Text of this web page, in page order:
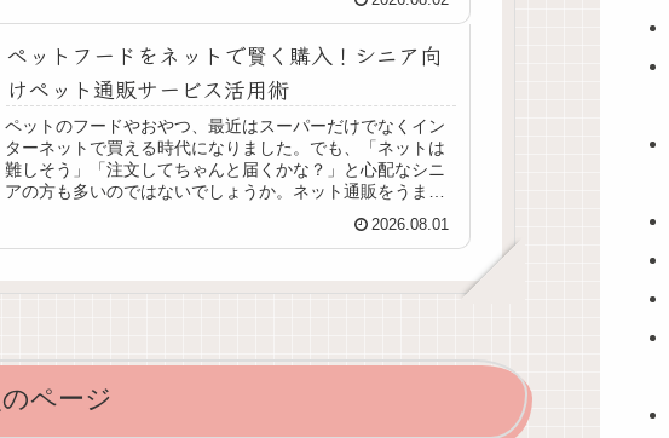
ペットフードをネットで賢く購入！シニア向
けペット通販サービス活用術
ペットのフードやおやつ、最近はスーパーだけでなくイン
ターネットで買える時代になりました。でも、「ネットは
難しそう」「注文してちゃんと届くかな？」と心配なシニ
アの方も多いのではないでしょうか。ネット通販をうまく
2026.08.01
ページ